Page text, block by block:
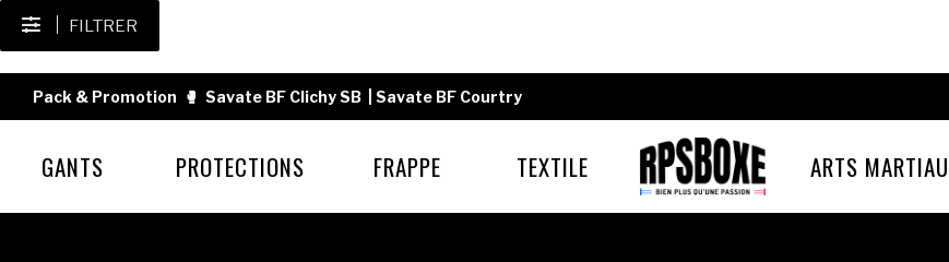
FILTRER
Pack & Promotion 🥊 Savate BF Clichy SB Savate BF Courtry
GANTS PROTECTIONS FRAPPE TEXTILE ARTS